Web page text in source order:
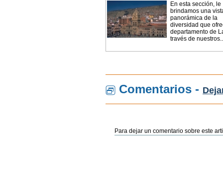
En esta sección, le
brindamos una
panorámica de la
diversidad que
departamento de
través de
Comentarios -
Para dejar un comentario sobre este